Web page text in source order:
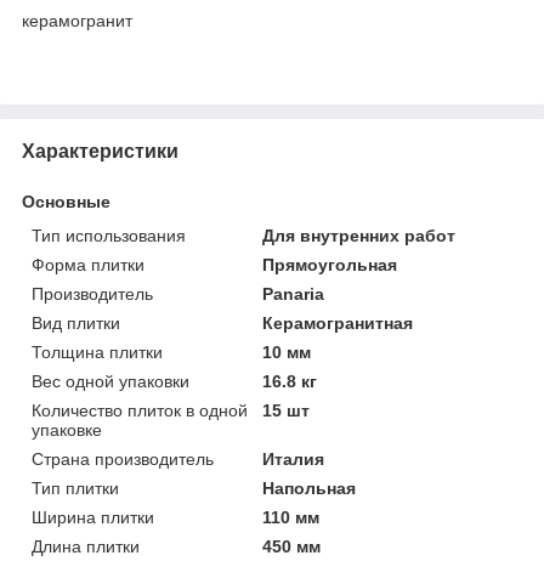
керамогранит
Характеристики
Основные
Тип использования
Для внутренних работ
Форма плитки
Прямоугольная
Производитель
Panaria
Вид плитки
Керамогранитная
Толщина плитки
10 мм
Вес одной упаковки
16.8 кг
Количество плиток в одной
упаковке
15 шт
Страна производитель
Италия
Тип плитки
Напольная
Ширина плитки
110 мм
Длина плитки
450 мм